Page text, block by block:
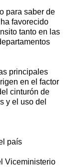
para saber de
favorecido
tanto en las
principales
en el factor
cinturón de
y el uso del
país
Viceministerio